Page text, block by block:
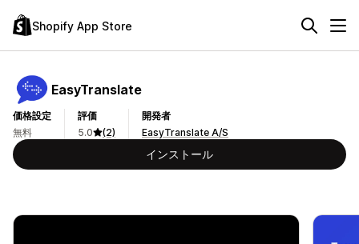
Shopify App Store
EasyTranslate
価格設定
無料
評価
5.0
(2)
開発者
EasyTranslate A/S
インストール